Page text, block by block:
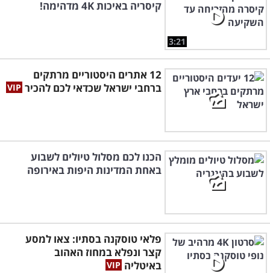
3:21
קיסריה באיכות 4K מדהימה!
12 אתרים היסטוריים מרתקים
ברחבי ישראל שכדאי לכם להכיר
הכנו לכם מסלול טיולים לשבוע
באחת המדינות היפות באירופה
פלאי טוסקנה בסתיו: צאו למסע
קצר ונפלא במחוז האהוב
באיטליה